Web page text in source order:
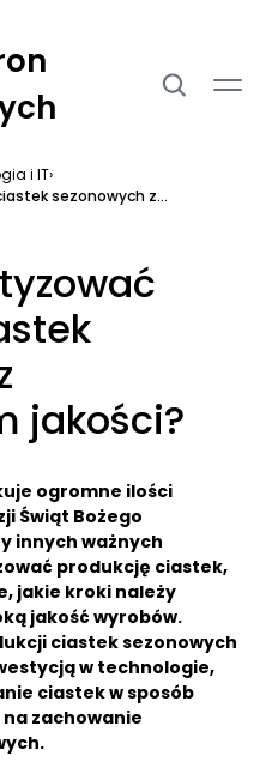
i IT›
sezonowych z...
jakości?
ogromne ilości
Świąt Bożego
innych ważnych
produkcję ciastek,
jakie kroki należy
jakość wyrobów.
ciastek sezonowych
w technologie,
ciastek w sposób
zachowanie